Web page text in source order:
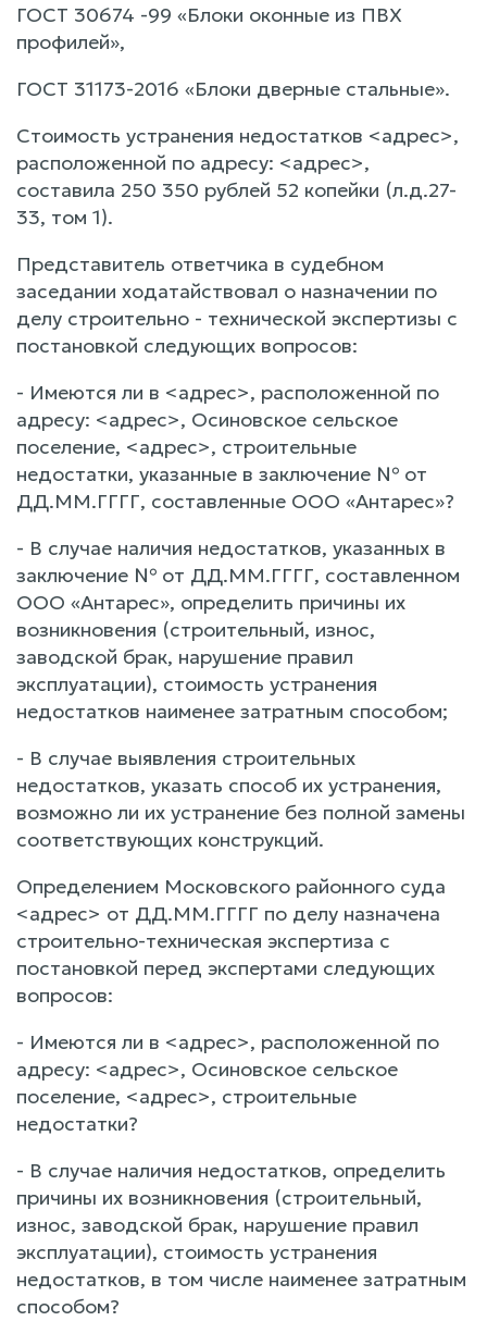
ГОСТ 30674 -99 «Блоки оконные из ПВХ
профилей»,
ГОСТ 31173-2016 «Блоки дверные стальные».
Стоимость устранения недостатков <адрес>,
расположенной по адресу: <адрес>,
составила 250 350 рублей 52 копейки (л.д.27-
33, том 1).
Представитель ответчика в судебном
заседании ходатайствовал о назначении по
делу строительно - технической экспертизы с
постановкой следующих вопросов:
- Имеются ли в <адрес>, расположенной по
адресу: <адрес>, Осиновское сельское
поселение, <адрес>, строительные
недостатки, указанные в заключение № от
ДД.ММ.ГГГГ, составленные ООО «Антарес»?
- В случае наличия недостатков, указанных в
заключение № от ДД.ММ.ГГГГ, составленном
ООО «Антарес», определить причины их
возникновения (строительный, износ,
заводской брак, нарушение правил
эксплуатации), стоимость устранения
недостатков наименее затратным способом;
- В случае выявления строительных
недостатков, указать способ их устранения,
возможно ли их устранение без полной замены
соответствующих конструкций.
Определением Московского районного суда
<адрес> от ДД.ММ.ГГГГ по делу назначена
строительно-техническая экспертиза с
постановкой перед экспертами следующих
вопросов:
- Имеются ли в <адрес>, расположенной по
адресу: <адрес>, Осиновское сельское
поселение, <адрес>, строительные
недостатки?
- В случае наличия недостатков, определить
причины их возникновения (строительный,
износ, заводской брак, нарушение правил
эксплуатации), стоимость устранения
недостатков, в том числе наименее затратным
способом?